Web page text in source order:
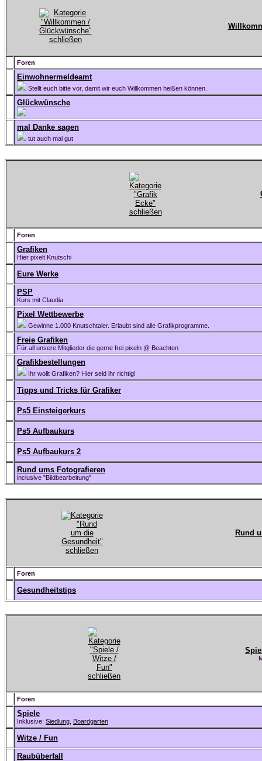
Foren
Einwohnermeldeamt
Stellt euch bitte vor, damit wir euch Willkommen heißen können.
Glückwünsche
mal Danke sagen
tut auch mal gut
Foren
Grafiken
Hier pixelt Knutschi
Eure Werke
PSP
Kurs mit Claudia
Pixel Wettbewerbe
Gewinne 1.000 Knutschtaler. Erlaubt sind alle Grafikprogramme.
Freie Grafiken
Für all unsere Mitglieder die gerne frei pixeln @ Beachten
Grafikbestellungen
Ihr wollt Grafiken? Hier seid ihr richtig!
Tipps und Tricks für Grafiker
Ps5 Einsteigerkurs
Ps5 Aufbaukurs
Ps5 Aufbaukurs 2
Rund ums Fotografieren
inclusive "Bildbearbeitung"
Rund
Foren
Gesundheitstips
Foren
Spiele
Inklusive: Siedlung Boardgarten
Witze / Fun
Raubüberfall